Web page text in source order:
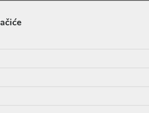
FRUIT WATER*, HEPTYL
PARFUM (FRAGRANCE),
POTASSIUM SORBATE (067/